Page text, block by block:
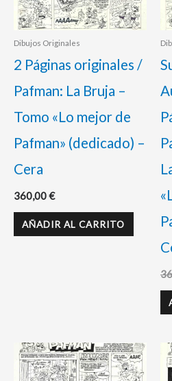
Dibujos Originales
2 Páginas originales /
Pafman: La Bruja –
Tomo «Lo mejor de
Pafman» (dedicado) –
Cera
360,00€
AÑADIR AL CARRITO